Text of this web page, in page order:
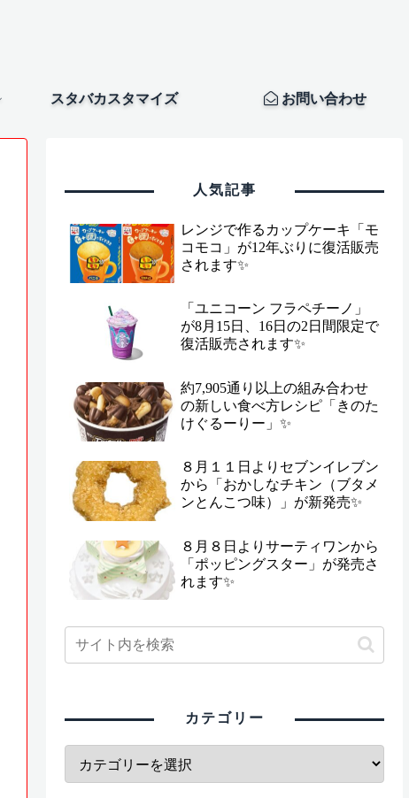
スタバカスタマイズ お問い合わせ
人気記事
レンジで作るカップケーキ「モ
コモコ」が12年ぶりに復活販売
されます✨
「ユニコーン フラペチーノ」
が8月15日、16日の2日間限定で
復活販売されます✨
約7,905通り以上の組み合わせ
の新しい食べ方レシピ「きのた
けぐるーりー」✨
８月１１日よりセブンイレブン
から「おかしなチキン（ブタメ
ンとんこつ味）」が新発売✨
８月８日よりサーティワンから
「ポッピングスター」が発売さ
れます✨
カテゴリー